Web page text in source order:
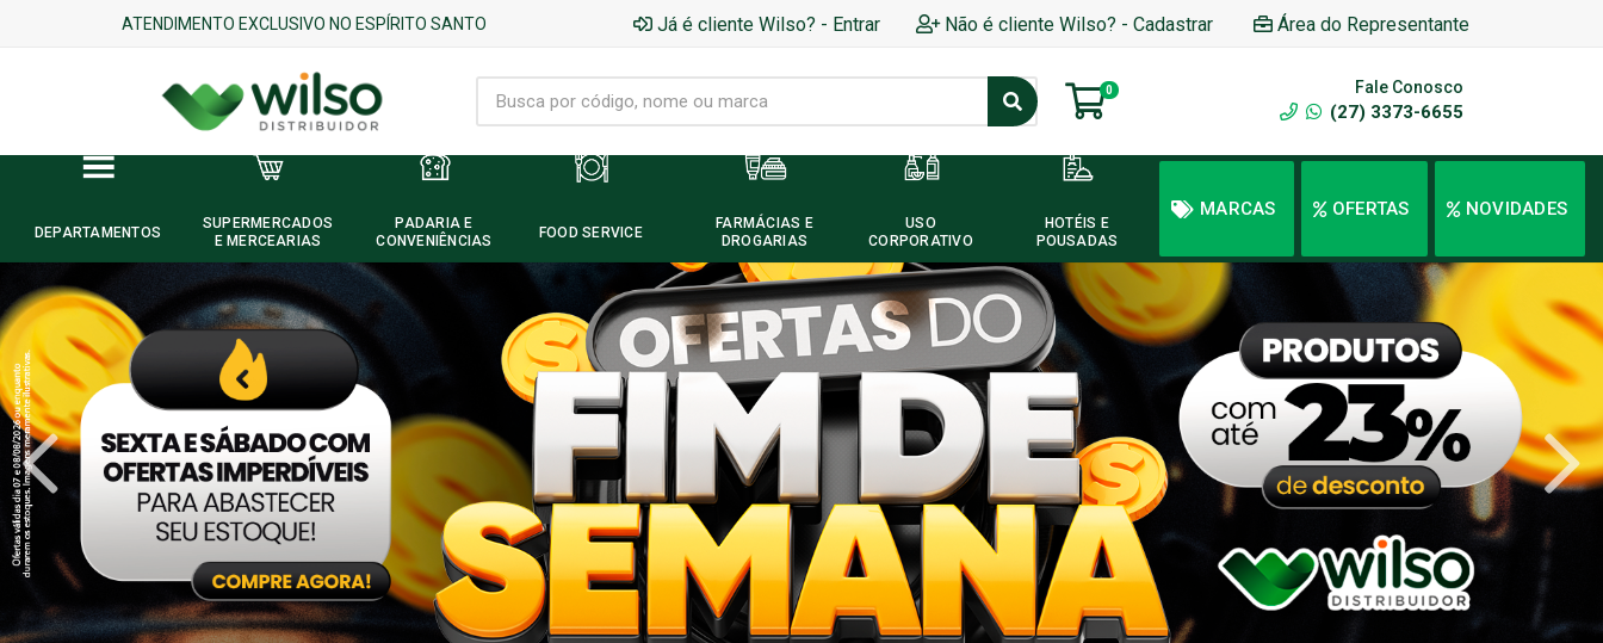
ATENDIMENTO EXCLUSIVO NO ESPÍRITO SANTO Já é cliente Wilso? - Entrar Não é cliente Wilso? - Cadastrar Área do Representante
0 Fale Conosco
(27) 3373-6655
DEPARTAMENTOS
SUPERMERCADOS
E MERCEARIAS
PADARIA E
CONVENIÊNCIAS
FOOD SERVICE
FARMÁCIAS E
DROGARIAS
USO
CORPORATIVO
HOTÉIS E
POUSADAS
MARCAS OFERTAS NOVIDADES